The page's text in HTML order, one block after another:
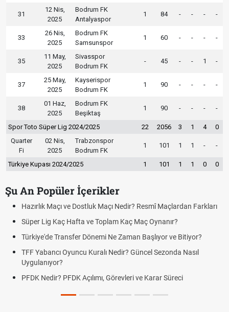
31
12 Nis,
2025
Bodrum FK
Antalyaspor
1 84 - - - -
33
26 Nis,
2025
Bodrum FK
Samsunspor
1 60 - - - -
35
11 May,
2025
Sivasspor
Bodrum FK
- 45 - - 1 -
37
25 May,
2025
Kayserispor
Bodrum FK
1 90 - - - -
38
01 Haz,
2025
Bodrum FK
Beşiktaş
1 90 - - - -
Spor Toto Süper Lig 2024/2025 22 2056 3 1 4
0
Quarter
Fi
02 Nis,
2025
Trabzonspor
Bodrum FK
1 101 1 1 - -
Türkiye Kupası 2024/2025 1 101 1 1 0 0
Şu An Popüler İçerikler
Resmî Maçlardan Farkları
Maç Oynanır?
Başlıyor ve Bitiyor?
Güncel Sezonda Nasıl
ve Karar Süreci
Puan Durumunda AG, OM ve
Skor Ne Demek? Sporda Skor ve
Futbol Nasıl Oynanır? Temel
Deplasman Golü Kuralı Nedir?
DGS Sonuçları Ne Zaman